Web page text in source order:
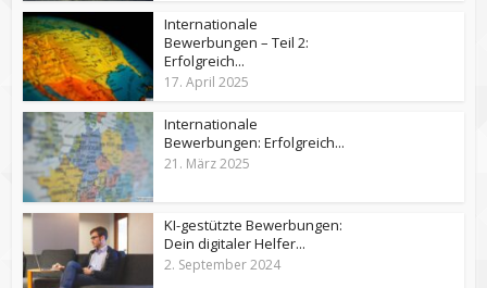
Internationale
Bewerbungen – Teil 2:
Erfolgreich...
17. April 2025
Internationale
Bewerbungen: Erfolgreich...
21. März 2025
KI-gestützte Bewerbungen:
Dein digitaler Helfer...
2. September 2024